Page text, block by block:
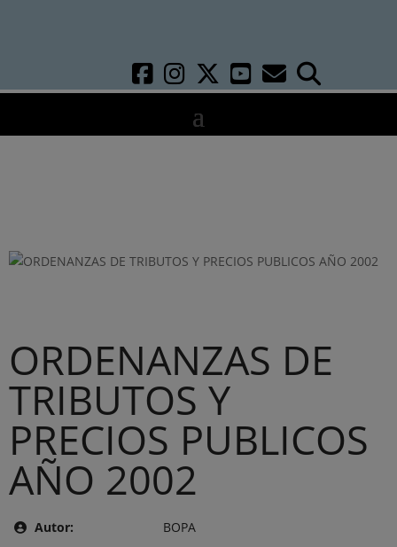
ORDENANZAS DE
TRIBUTOS Y
PRECIOS PUBLICOS
AÑO 2002
Autor:
BOPA